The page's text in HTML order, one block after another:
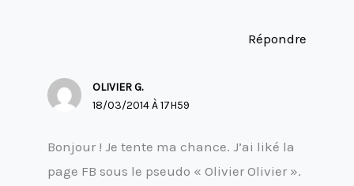
Répondre
OLIVIER G.
18/03/2014 À 17H59
Bonjour ! Je tente ma chance. J’ai liké la
page FB sous le pseudo « Olivier Olivier ».